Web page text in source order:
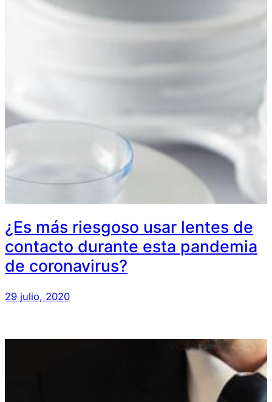
¿Es más riesgoso usar lentes de
contacto durante esta pandemia
de coronavirus?
29 julio, 2020